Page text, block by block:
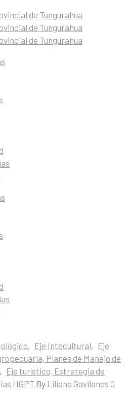
‚ Eje Intecultural‚ Eje
Planes de Manejo de
‚ Eje turístico, Estrategia de
HGPT By Liliana Gavilanes 0